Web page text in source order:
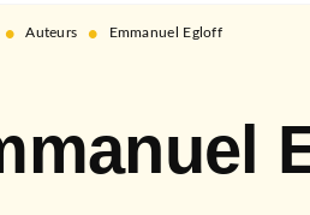
• Auteurs • Emmanuel Egloff